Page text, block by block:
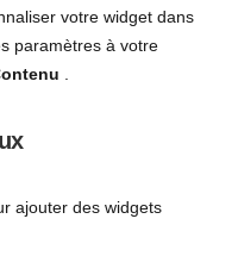
votre widget dans
paramètres à votre
ajouter des widgets